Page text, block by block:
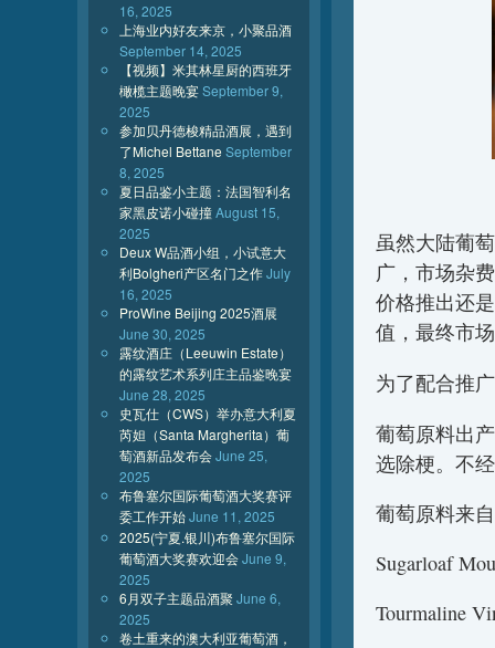
虽然大陆葡
广，市场杂
价格推出还
值，最终市
为了配合推
葡萄原料出
选除梗。不
葡萄原料来
Sugarloaf
Tourmaline
16, 2025
上海业内好友来京，小聚品酒
September 14, 2025
【视频】米其林星厨的西班牙
橄榄主题晚宴September 9,
2025
参加贝丹德梭精品酒展，遇到
了Michel Bettane September
8, 2025
夏日品鉴小主题：法国智利名
家黑皮诺小碰撞August 15,
2025
Deux W品酒小组，小试意大
利Bolgheri产区名门之作July
16, 2025
ProWine Beijing 2025酒展
June 30, 2025
露纹酒庄（Leeuwin Estate）
的露纹艺术系列庄主品鉴晚宴
June 28, 2025
史瓦仕（CWS）举办意大利夏
芮妲（Santa Margherita）葡
萄酒新品发布会June 25,
2025
布鲁塞尔国际葡萄酒大奖赛评
委工作开始June 11, 2025
2025(宁夏.银川)布鲁塞尔国际
葡萄酒大奖赛欢迎会June 9,
2025
6月双子主题品酒聚 June 6,
2025
卷土重来的澳大利亚葡萄酒，